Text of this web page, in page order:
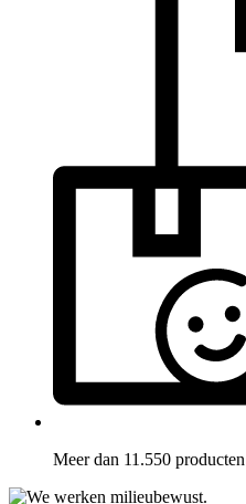
Meer dan 11.550 producten